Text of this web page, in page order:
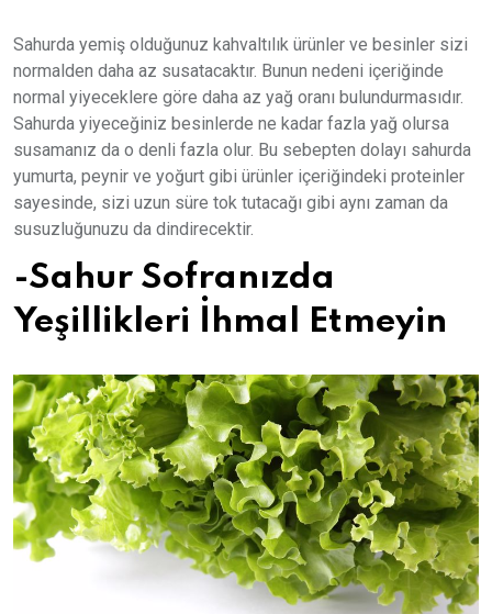
Sahurda yemiş olduğunuz kahvaltılık ürünler ve besinler sizi
normalden daha az susatacaktır. Bunun nedeni içeriğinde
normal yiyeceklere göre daha az yağ oranı bulundurmasıdır.
Sahurda yiyeceğiniz besinlerde ne kadar fazla yağ olursa
susamanız da o denli fazla olur. Bu sebepten dolayı sahurda
yumurta, peynir ve yoğurt gibi ürünler içeriğindeki proteinler
sayesinde, sizi uzun süre tok tutacağı gibi aynı zaman da
susuzluğunuzu da dindirecektir.
-Sahur Sofranızda
Yeşillikleri İhmal Etmeyin